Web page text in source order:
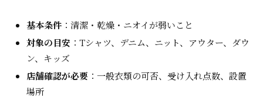
基本条件 ：清潔・乾燥・ニオイが弱いこと
対象の目安 ：Tシャツ、デニム、ニット、アウター、ダウ
ン、キッズ
店舗確認が必要 ：一般衣類の可否、受け入れ点数、設置
場所